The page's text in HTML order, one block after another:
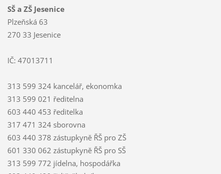
SŠ a ZŠ Jesenice
Plzeňská 63
270 33 Jesenice
IČ: 47013711
313 599 324 kancelář, ekonomka
313 599 021 ředitelna
603 440 453 ředitelka
317 471 324 sborovna
603 440 378 zástupkyně ŘŠ pro ZŠ
601 330 062 zástupkyně ŘŠ pro SŠ
313 599 772 jídelna, hospodářka